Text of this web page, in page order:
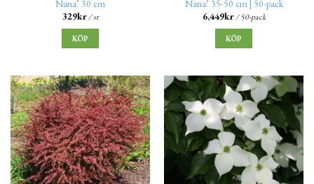
Nana’ 30 cm
329kr/ st
KÖP
Nana’ 35-50 cm | 50-pack
6,449kr/ 50-pack
KÖP